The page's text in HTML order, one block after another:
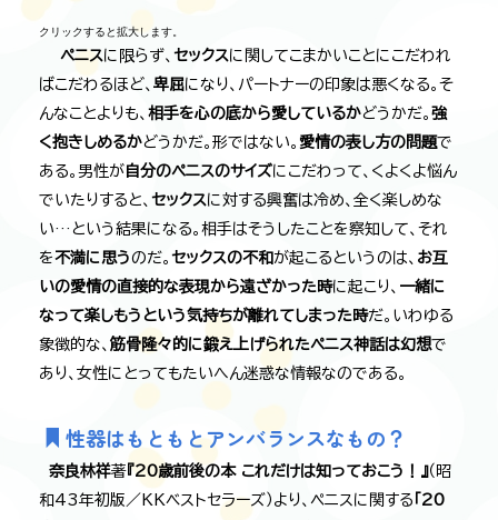
クリックすると拡大します。
ペニスに限らず、 セックスに関してこまかいことにこだわれ
ばこだわるほど、 卑屈になり、パートナーの印象は悪くなる。そ
んなことよりも、 相手を心の底から愛しているかどうかだ。 強
く抱きしめるかどうかだ。形ではない。 愛情の表し方の問題で
ある。男性が 自分のペニスのサイズにこだわって、くよくよ悩ん
でいたりすると、 セックスに対する興奮は冷め、全く楽しめな
い…という結果になる。相手はそうしたことを察知して、それ
を不満に思うのだ。 セックスの不和 が起こるというのは、 お互
いの愛情の直接的な表現から遠ざかった時に起こり、 一緒に
なって楽しもうという気持ちが離れてしまった時だ。いわゆる
象徴的な、 筋骨隆々的に鍛え上げられたペニス神話は幻想で
あり、女性にとってもたいへん迷惑な情報なのである。
性器はもともとアンバランスなもの？
奈良林祥著『20歳前後の本 これだけは知っておこう！』 （昭
和43年初版／KKベストセラーズ）より、ペニスに関する 「20